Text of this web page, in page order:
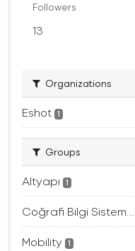
Followers
13
Organizations
Eshot 1
Groups
Altyapı 1
Coğrafi Bilgi Sistem...
Mobility 1